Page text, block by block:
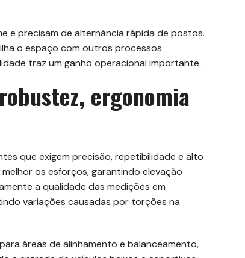
e precisam de alternância rápida de postos.
o espaço com outros processos
traz um ganho operacional importante.
ergonomia
que exigem precisão, repetibilidade e alto
os esforços, garantindo elevação
a qualidade das medições em
variações causadas por torções na
áreas de alinhamento e balanceamento,